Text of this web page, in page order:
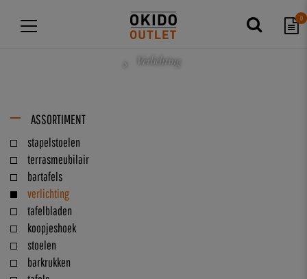
0
Verlichting
ASSORTIMENT
stapelstoelen
terrasmeubilair
bartafels
verlichting
tafelbladen
koopjeshoek
stoelen
barkrukken